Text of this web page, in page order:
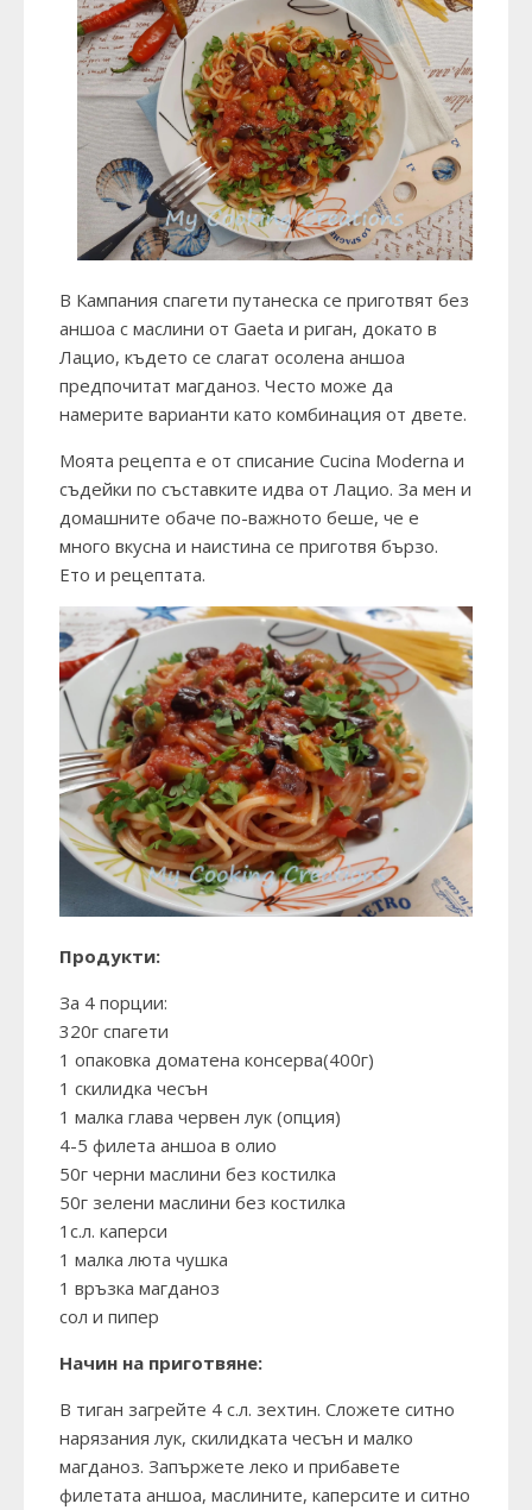
В Кампания спагети путанеска се приготвят без
аншоа с маслини от Gaeta и риган, докато в
Лацио, където се слагат осолена аншоа
предпочитат магданоз. Често може да
намерите варианти като комбинация от двете.
Моята рецепта е от списание Cucina Moderna и
съдейки по съставките идва от Лацио. За мен и
домашните обаче по-важното беше, че е
много вкусна и наистина се приготвя бързо.
Ето и рецептата.
Продукти:
За 4 порции:
320г спагети
1 опаковка доматена консерва(400г)
1 скилидка чесън
1 малка глава червен лук (опция)
4-5 филета аншоа в олио
50г черни маслини без костилка
50г зелени маслини без костилка
1с.л. каперси
1 малка люта чушка
1 връзка магданоз
сол и пипер
Начин на приготвяне:
В тиган загрейте 4 с.л. зехтин. Сложете ситно
нарязания лук, скилидката чесън и малко
магданоз. Запържете леко и прибавете
филетата аншоа, маслините, каперсите и ситно